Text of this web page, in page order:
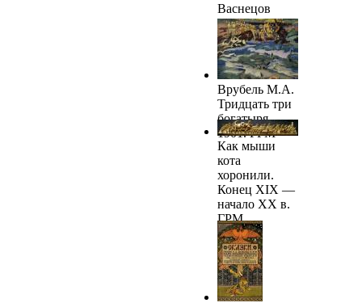
Васнецов
В.М. Кощей
Бессмертный.
Начало XX в.
ГРМ
Врубель М.А.
Тридцать три
богатыря.
1901. ГРМ
Как мыши
кота
хоронили.
Конец XIX —
начало ХХ в.
ГРМ